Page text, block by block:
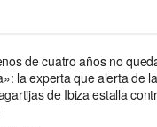
de cuatro años no
la experta que alerta de
de Ibiza estalla